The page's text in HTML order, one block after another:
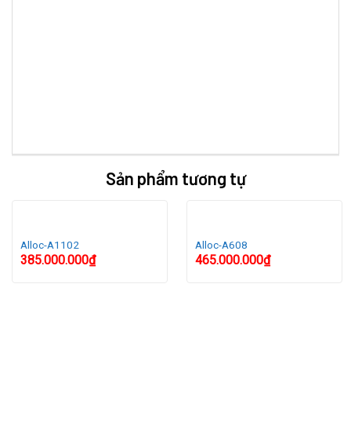
Sản phẩm tương tự
Alloc-A1102
385.000.000₫
Alloc-A608
465.000.000₫